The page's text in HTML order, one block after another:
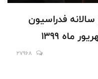
فدراسیون
27968